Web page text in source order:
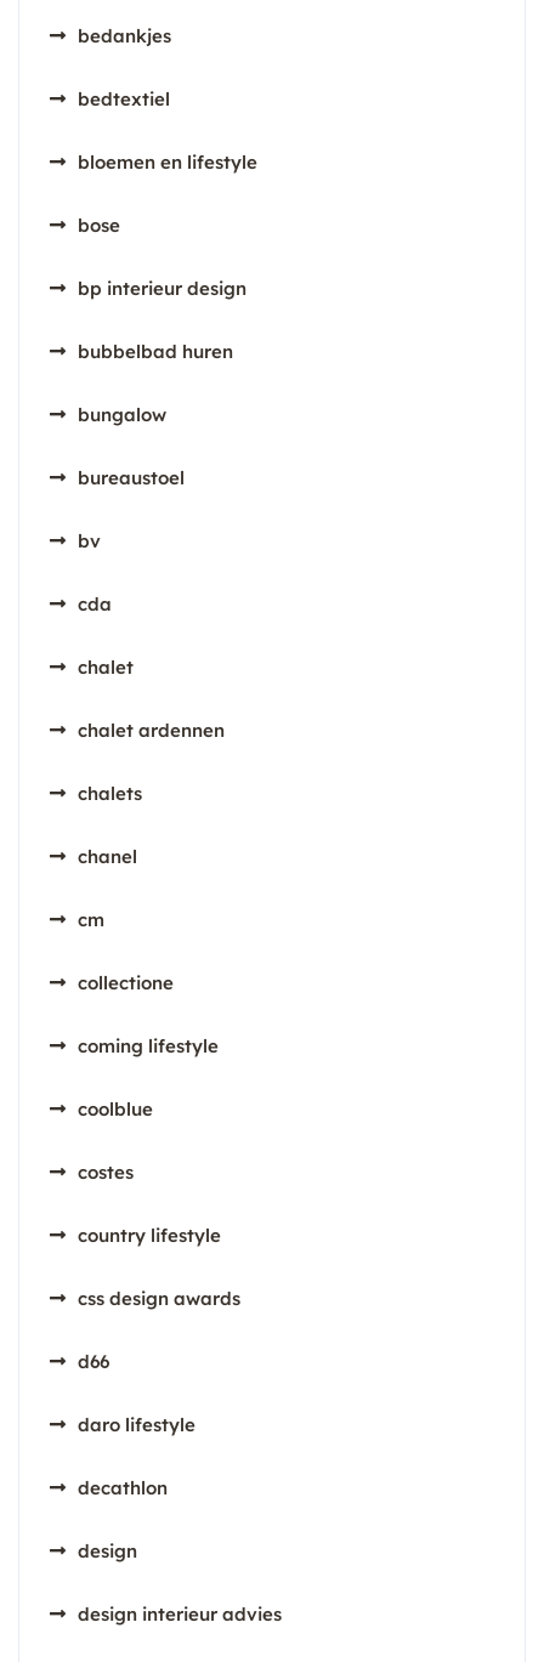
bedankjes
bedtextiel
bloemen en lifestyle
bose
bp interieur design
bubbelbad huren
bungalow
bureaustoel
bv
cda
chalet
chalet ardennen
chalets
chanel
cm
collectione
coming lifestyle
coolblue
costes
country lifestyle
css design awards
d66
daro lifestyle
decathlon
design
design interieur advies